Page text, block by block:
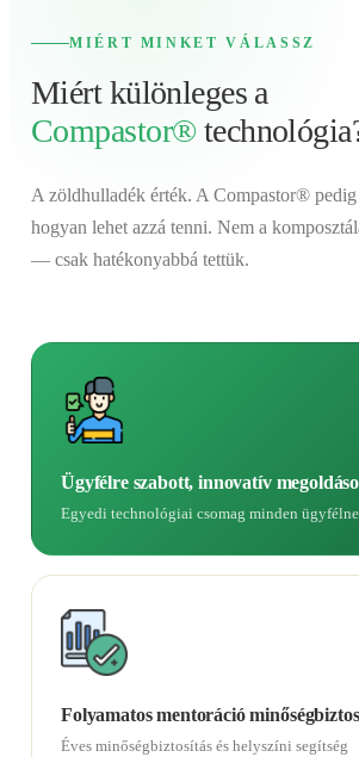
MIÉRT MINKET VÁLASSZ
Miért különleges a
Compastor®
A zöldhulladék érték. A Compastor® pedig
hogyan lehet azzá tenni. Nem a
— csak hatékonyabbá tettük.
Ügyfélre szabott, innovatív
Egyedi technológiai csomag minden
Folyamatos mentoráció
Éves minőségbiztosítás és helyszíni segítség